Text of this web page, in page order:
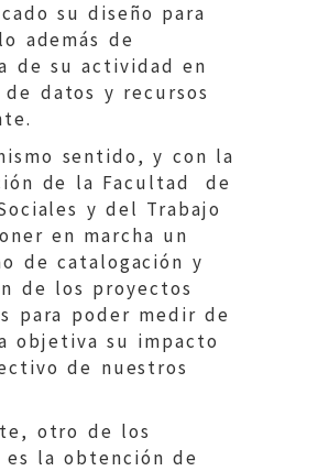
su diseño para
además de
de su actividad en
de datos y recursos
sentido, y con la
de la Facultad de
y del Trabajo
en marcha un
de catalogación y
de los proyectos
para poder medir de
objetiva su impacto
de nuestros
otro de los
la obtención de